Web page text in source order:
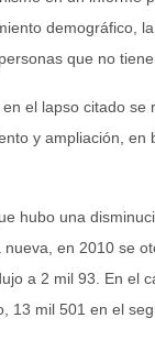
demográfico,
que no
el lapso citado
y ampliación,
hubo una
en 2010 se
a 2 mil 93. En el
13 mil 501 en el